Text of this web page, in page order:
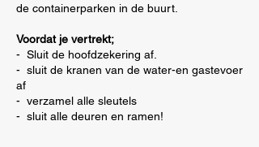
de containerparken in de buurt.
Voordat je vertrekt;
- Sluit de hoofdzekering af.
- sluit de kranen van de water-en gastevoer
af
- verzamel alle sleutels
- sluit alle deuren en ramen!